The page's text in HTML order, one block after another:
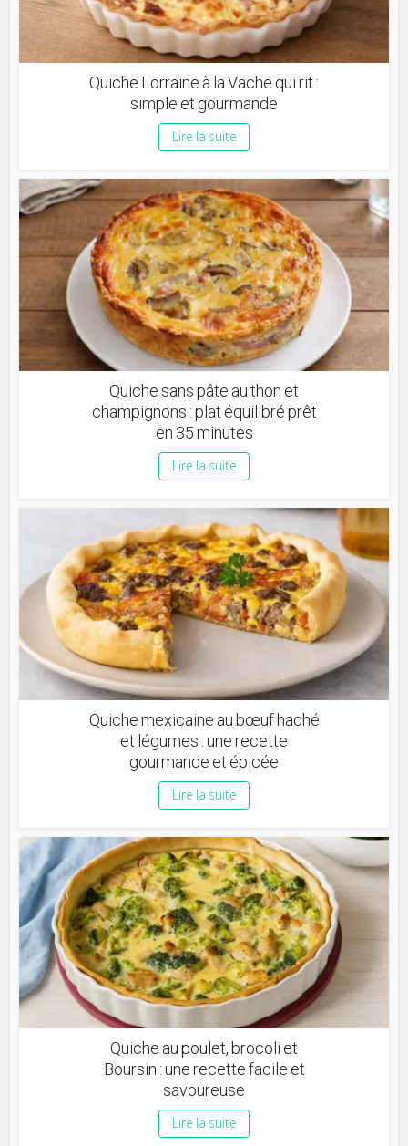
Quiche Lorraine à la Vache qui rit :
simple et gourmande
Lire la suite
Quiche sans pâte au thon et
champignons : plat équilibré prêt
en 35 minutes
Lire la suite
Quiche mexicaine au bœuf haché
et légumes : une recette
gourmande et épicée
Lire la suite
Quiche au poulet, brocoli et
Boursin : une recette facile et
savoureuse
Lire la suite